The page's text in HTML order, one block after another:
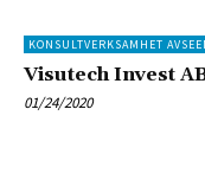
KONSULTVERKSAMHET
Visutech Invest
01/24/2020